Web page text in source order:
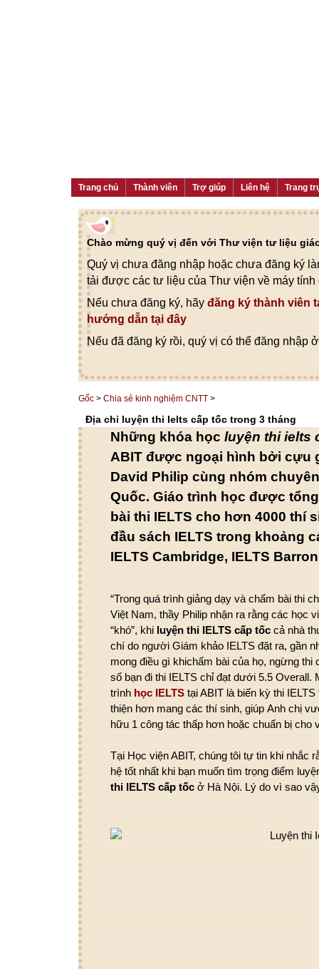
Trang chủ Thành viên Trợ giúp Liên hệ Trang
Chào mừng quý vị đến với Thư viện tư liệu
Quý vị chưa đăng nhập hoặc chưa đăng ký
tải được các tư liệu của Thư viện về máy tính
Nếu chưa đăng ký, hãy đăng ký thành viên
hướng dẫn tại đây
Nếu đã đăng ký rồi, quý vị có thể đăng nhập
Gốc > Chia sẻ kinh nghiệm CNTT >
Địa chỉ luyện thi Ielts cấp tốc trong 3 tháng
Những khóa học luyện thi ielts
ABIT được ngoại hình bởi cựu
David Philip cùng nhóm
Quốc. Giáo trình học được
bài thi IELTS cho hơn 4000 thí
đầu sách IELTS trong khoảng
IELTS Cambridge, IELTS
“Trong quá trình giảng dạy và chấm bài thi
Việt Nam, thầy Philip nhận ra rằng các học
“khó”, khi luyện thi IELTS cấp tốc cả nhà
chí do người Giám khảo IELTS đặt ra, gần
mong điều gì khichấm bài của họ, ngừng thi
số bạn đi thi IELTS chỉ đạt dưới 5.5 Overall.
trình học IELTS tại ABIT là biến kỳ thi IELTS
thiện hơn mang các thí sinh, giúp Anh chị
hữu 1 công tác thấp hơn hoặc chuẩn bị cho
Tại Học viện ABIT, chúng tôi tự tin khi nhắc
hệ tốt nhất khi bạn muốn tìm trọng điểm
thi IELTS cấp tốc ở Hà Nội. Lý do vì sao